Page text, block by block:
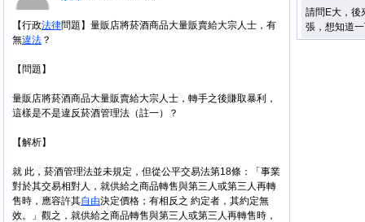
請問E大，後
張，想知道
【行政法律問題】量販店將菸酒商品大量販賣給大宗人士，有
無違法 ？
【問題】
量販店將菸酒商品大量販賣給大宗人士，轉手之後賺取暴利，
這樣是不是違反菸酒管理法（註一）？
【解析】
就 此，菸酒管理法並未規定，但從公平交易法第18條：「事業
對於其交易相對人，就供給之商品轉售與第三人或第三人再轉
售時，應容許其自由決定價格；有相反之 約定者，其約定無
效。」觀之，就供給之商品轉售與第三人或第三人再轉售時，